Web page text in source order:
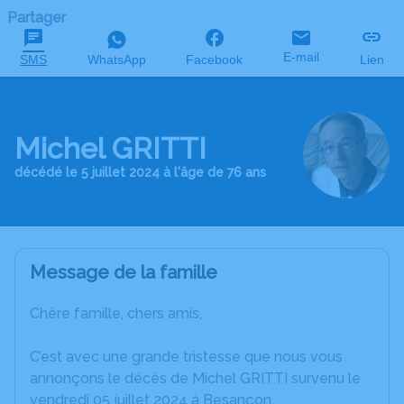
Partager
SMS WhatsApp Facebook E-mail Lien
Michel GRITTI
décédé le 5 juillet 2024 à l'âge de 76 ans
Message de la famille
Chère famille, chers amis,
C’est avec une grande tristesse que nous vous
annonçons le décès de Michel GRITTI survenu le
vendredi 05 juillet 2024 à Besançon.